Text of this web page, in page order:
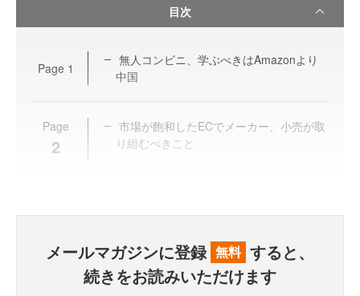
目次
Page 1
無人コンビニ、学ぶべきはAmazonより
中国
Page
2
市場が飽和したECでメーカー、小売が取
り組むべきこと
メールマガジンに登録 無料 すると、
続きをお読みいただけます